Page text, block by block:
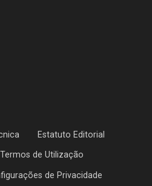
Estatuto Editorial
Termos de Utilização
de Privacidade